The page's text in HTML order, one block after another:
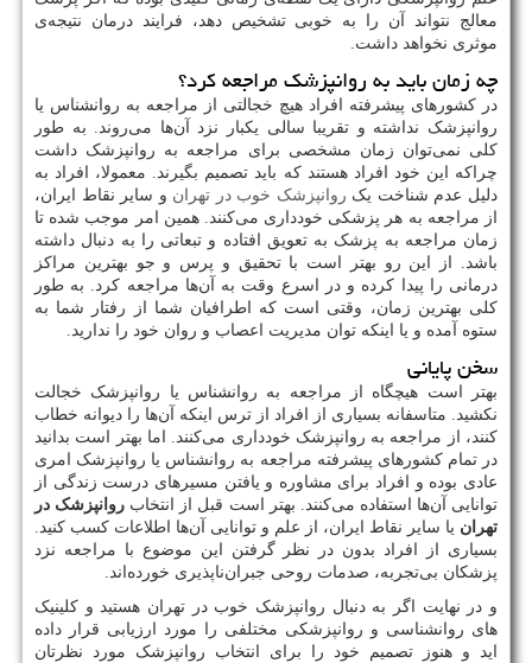
معالج نتواند آن را به خوبی تشخیص دهد، فرایند درمان نتیجه‌ی
موثری نخواهد داشت.
چه زمان باید به روانپزشک مراجعه کرد؟
در کشورهای پیشرفته افراد هیچ خجالتی از مراجعه به روانشناس یا
روانپزشک نداشته و تقریبا سالی یکبار نزد آن‌ها می‌روند. به طور
کلی نمی‌توان زمان مشخصی برای مراجعه به روانپزشک داشت
چراکه این خود افراد هستند که باید تصمیم بگیرند. معمولا، افراد به
دلیل عدم شناخت یک روانپزشک خوب در تهران و سایر نقاط ایران،
از مراجعه به هر پزشکی خودداری می‌کنند. همین امر موجب شده تا
زمان مراجعه به پزشک به تعویق افتاده و تبعاتی را به دنبال داشته
باشد. از این رو بهتر است با تحقیق و پرس و جو بهترین مراکز
درمانی را پیدا کرده و در اسرع وقت به آن‌ها مراجعه کرد. به طور
کلی بهترین زمان، وقتی است که اطرافیان شما از رفتار شما به
ستوه آمده و یا اینکه توان مدیریت اعصاب و روان خود را ندارید.
سخن پایانی
بهتر است هیچگاه از مراجعه به روانشناس یا روانپزشک خجالت
نکشید. متاسفانه بسیاری از افراد از ترس اینکه آن‌ها را دیوانه خطاب
کنند، از مراجعه به روانپزشک خودداری می‌کنند. اما بهتر است بدانید
در تمام کشورهای پیشرفته مراجعه به روانشناس یا روانپزشک امری
عادی بوده و افراد برای مشاوره و یافتن مسیرهای درست زندگی از
توانایی آن‌ها استفاده می‌کنند. بهتر است قبل از انتخاب روانپزشک در
تهران یا سایر نقاط ایران، از علم و توانایی آن‌ها اطلاعات کسب کنید.
بسیاری از افراد بدون در نظر گرفتن این موضوع با مراجعه نزد
پزشکان بی‌تجربه، صدمات روحی جبران‌ناپذیری خورده‌اند.
و در نهایت اگر به دنبال روانپزشک خوب در تهران هستید و کلینیک
های روانشناسی و روانپزشکی مختلفی را مورد ارزیابی قرار داده
اید و هنوز تصمیم خود را برای انتخاب روانپزشک مورد نظرتان